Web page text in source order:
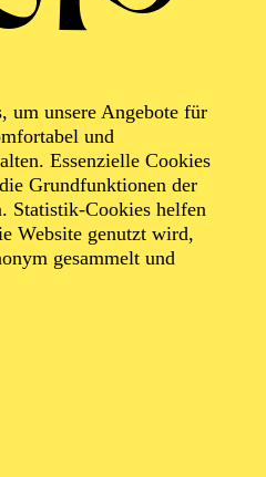
um unsere Angebote für
und
Essenzielle Cookies
Grundfunktionen der
Statistik-Cookies helfen
Website genutzt wird,
gesammelt und
mit den 60ern
Feckler und Marie-Helen
Joël
DIE "SWINGING
DEUTSCHER